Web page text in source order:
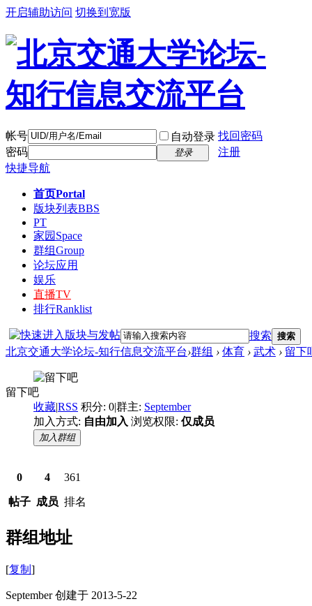
开启辅助访问 切换到宽版
帐号 自动登录 找回密码
密码
登录
注册
快捷导航
首页Portal
版块列表BBS
PT
家园 Space
群组Group
论坛应用
娱乐
直播TV
排行Ranklist
搜索 搜索
北京交通大学论坛-知行信息交流平台›群组 › 体育 › 武术 › 留下
留下吧
收藏|RSS 积分: 0|群主: September
加入方式: 自由加入 浏览权限: 仅成员
加入群组
0
帖子
4
成员
361
排名
群组地址
[复制 ]
September 创建于 2013-5-22